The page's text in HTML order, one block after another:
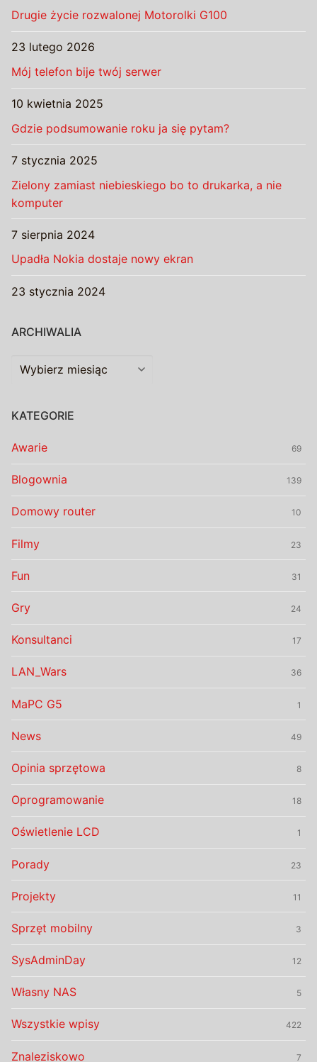
Drugie życie rozwalonej Motorolki G100
23 lutego 2026
Mój telefon bije twój serwer
10 kwietnia 2025
Gdzie podsumowanie roku ja się pytam?
7 stycznia 2025
Zielony zamiast niebieskiego bo to drukarka, a nie
komputer
7 sierpnia 2024
Upadła Nokia dostaje nowy ekran
23 stycznia 2024
ARCHIWALIA
Archiwalia
KATEGORIE
Awarie 69
Blogownia 139
Domowy router 10
Filmy 23
Fun 31
Gry 24
Konsultanci 17
LAN_Wars 36
MaPC G5 1
News 49
Opinia sprzętowa 8
Oprogramowanie 18
Oświetlenie LCD 1
Porady 23
Projekty 11
Sprzęt mobilny 3
SysAdminDay 12
Własny NAS 5
Wszystkie wpisy 422
Znaleziskowo 7